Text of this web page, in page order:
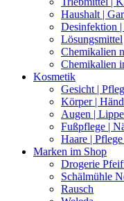
Haushalt |
Desinfektion
Lösungsmittel
Chemikalien
Chemikalien
Kosmetik
Gesicht |
Körper |
Augen |
Fußpflege |
Haare |
Marken im Shop
Drogerie
Schälmühle
Rausch